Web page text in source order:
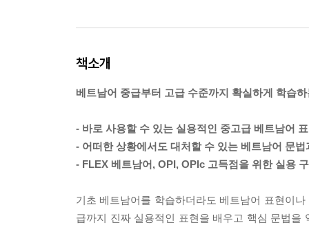
책소개
베트남어 중급부터 고급 수준까지 확실하게 학습
- 바로 사용할 수 있는 실용적인 중고급 베트남어
- 어떠한 상황에서도 대처할 수 있는 베트남어 문법
- FLEX 베트남어, OPI, OPIc 고득점을 위한 실용
기초 베트남어를 학습하더라도 베트남어 표현이
급까지 진짜 실용적인 표현을 배우고 핵심 문법